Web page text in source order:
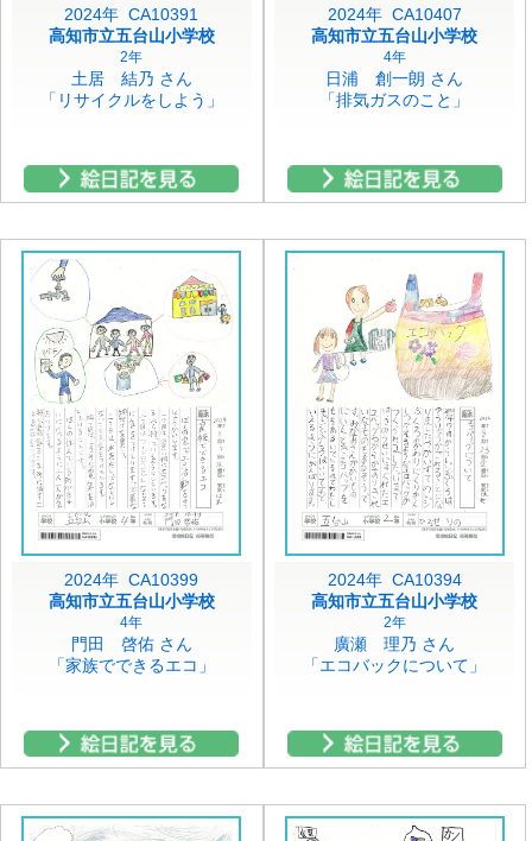
2024年 CA10391
高知市立五台山小学校
2年
土居 結乃 さん
「リサイクルをしよう」
2024年 CA10407
高知市立五台山小学校
4年
日浦 創一朗 さん
「排気ガスのこと」
2024年 CA10399
高知市立五台山小学校
4年
門田 啓佑 さん
「家族でできるエコ」
2024年 CA10394
高知市立五台山小学校
2年
廣瀬 理乃 さん
「エコバックについて」